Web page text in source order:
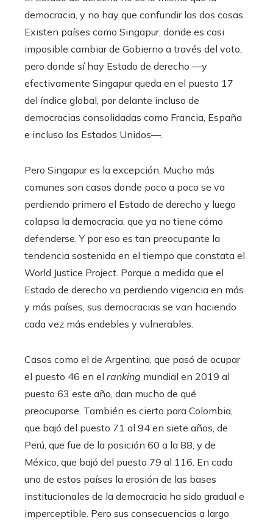
democracia, y no hay que confundir las dos cosas.
Existen países como Singapur, donde es casi
imposible cambiar de Gobierno a través del voto,
pero donde sí hay Estado de derecho —y
efectivamente Singapur queda en el puesto 17
del índice global, por delante incluso de
democracias consolidadas como Francia, España
e incluso los Estados Unidos—.
Pero Singapur es la excepción. Mucho más
comunes son casos donde poco a poco se va
perdiendo primero el Estado de derecho y luego
colapsa la democracia, que ya no tiene cómo
defenderse. Y por eso es tan preocupante la
tendencia sostenida en el tiempo que constata el
World Justice Project. Porque a medida que el
Estado de derecho va perdiendo vigencia en más
y más países, sus democracias se van haciendo
cada vez más endebles y vulnerables.
Casos como el de Argentina, que pasó de ocupar
el puesto 46 en el ranking mundial en 2019 al
puesto 63 este año, dan mucho de qué
preocuparse. También es cierto para Colombia,
que bajó del puesto 71 al 94 en siete años, de
Perú, que fue de la posición 60 a la 88, y de
México, que bajó del puesto 79 al 116. En cada
uno de estos países la erosión de las bases
institucionales de la democracia ha sido gradual e
imperceptible. Pero sus consecuencias a largo